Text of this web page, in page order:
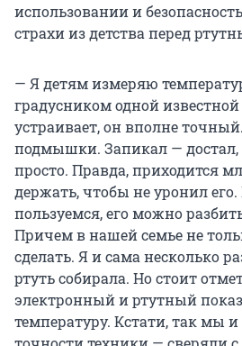
использовании и
страхи из детства перед
— Я детям измеряю
градусником одной
устраивает, он вполне
подмышки. Запикал — достал,
просто. Правда, приходится
держать, чтобы не уронил
пользуемся, его можно
Причем в нашей семье не
сделать. Я и сама несколько
ртуть собирала. Но стоит
электронный и ртутный
температуру. Кстати, так мы